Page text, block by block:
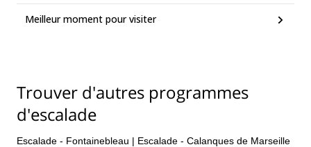
Meilleur moment pour visiter
Trouver d'autres programmes
d'escalade
Escalade - Fontainebleau | Escalade - Calanques de Marseille